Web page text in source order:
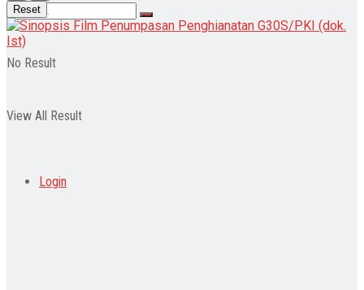
No Result
View All Result
Login
Reset